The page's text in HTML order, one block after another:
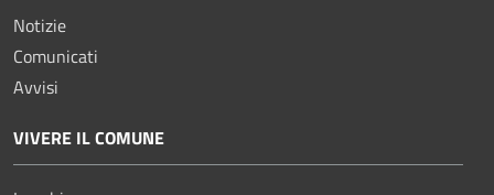
Notizie
Comunicati
Avvisi
VIVERE IL COMUNE